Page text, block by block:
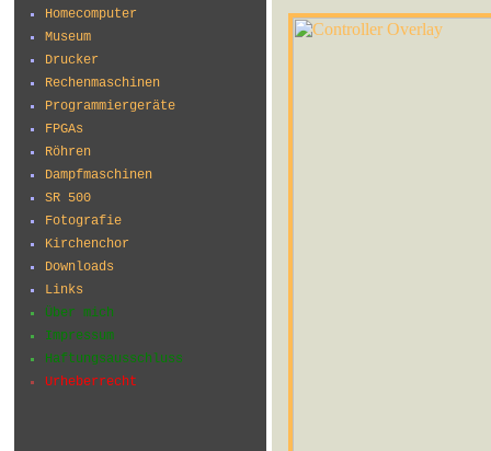
Homecomputer
Museum
Drucker
Rechenmaschinen
Programmiergeräte
FPGAs
Röhren
Dampfmaschinen
SR 500
Fotografie
Kirchenchor
Downloads
Links
Über mich
Impressum
Haftungsausschluss
Urheberrecht